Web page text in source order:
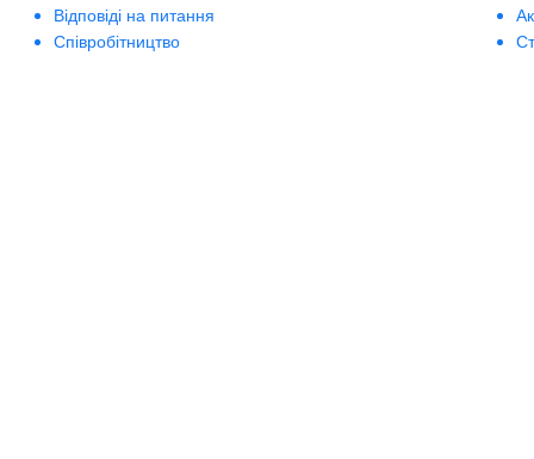
Відповіді на питання
Співробітництво